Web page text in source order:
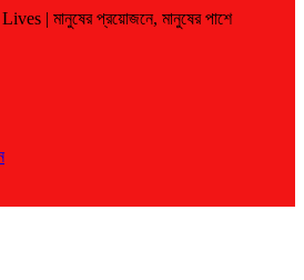
| মানুষের প্রয়োজনে, মানুষের পাশে